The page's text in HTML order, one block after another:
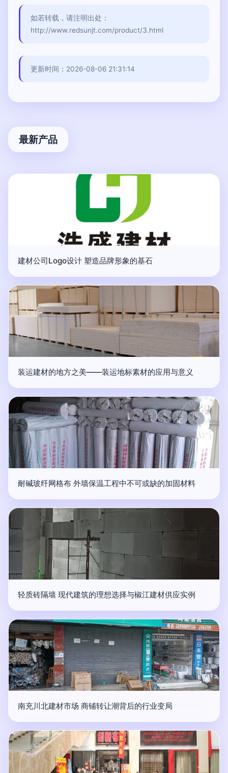
如若转载，请注明出处：
http://www.redsunjt.com/product/3.html
更新时间：2026-08-06 21:31:14
最新产品
建材公司Logo设计 塑造品牌形象的基石
装运建材的地方之美——装运地标素材的应用与意义
耐碱玻纤网格布 外墙保温工程中不可或缺的加固材料
轻质砖隔墙 现代建筑的理想选择与椒江建材供应实例
南充川北建材市场 商铺转让潮背后的行业变局